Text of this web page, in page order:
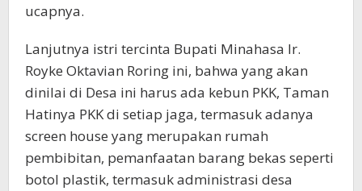
ucapnya.
Lanjutnya istri tercinta Bupati Minahasa Ir.
Royke Oktavian Roring ini, bahwa yang akan
dinilai di Desa ini harus ada kebun PKK, Taman
Hatinya PKK di setiap jaga, termasuk adanya
screen house yang merupakan rumah
pembibitan, pemanfaatan barang bekas seperti
botol plastik, termasuk administrasi desa